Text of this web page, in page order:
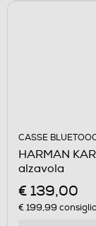
CASSE
HARMAN
alzavola
€ 139,00
€ 199,99